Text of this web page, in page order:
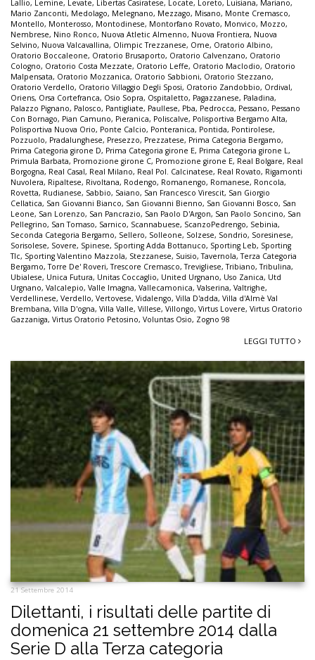
Lallio, Lemine, Levate, Libertas Casiratese, Locate, Loreto, Luisiana, Mariano,
Mario Zanconti, Medolago, Melegnano, Mezzago, Misano, Monte Cremasco,
Montello, Monterosso, Montodinese, Montorfano Rovato, Monvico, Mozzo,
Nembrese, Nino Ronco, Nuova Atletic Almenno, Nuova Frontiera, Nuova
Selvino, Nuova Valcavallina, Olimpic Trezzanese, Ome, Oratorio Albino,
Oratorio Boccaleone, Oratorio Brusaporto, Oratorio Calvenzano, Oratorio
Cologno, Oratorio Costa Mezzate, Oratorio Leffe, Oratorio Maclodio, Oratorio
Malpensata, Oratorio Mozzanica, Oratorio Sabbioni, Oratorio Stezzano,
Oratorio Verdello, Oratorio Villaggio Degli Sposi, Oratorio Zandobbio, Ordival,
Oriens, Orsa Cortefranca, Osio Sopra, Ospitaletto, Pagazzanese, Paladina,
Palazzo Pignano, Palosco, Pantigliate, Paullese, Pba, Pedrocca, Pessano, Pessano
Con Bornago, Pian Camuno, Pieranica, Poliscalve, Polisportiva Bergamo Alta,
Polisportiva Nuova Orio, Ponte Calcio, Ponteranica, Pontida, Pontirolese,
Pozzuolo, Pradalunghese, Presezzo, Prezzatese, Prima Categoria Bergamo,
Prima Categoria girone D, Prima Categoria girone E, Prima Categoria girone L,
Primula Barbata, Promozione girone C, Promozione girone E, Real Bolgare, Real
Borgogna, Real Casal, Real Milano, Real Pol. Calcinatese, Real Rovato, Rigamonti
Nuvolera, Ripaltese, Rivoltana, Rodengo, Romanengo, Romanese, Roncola,
Rovetta, Rudianese, Sabbio, Saiano, San Francesco Virescit, San Giorgio
Cellatica, San Giovanni Bianco, San Giovanni Bienno, San Giovanni Bosco, San
Leone, San Lorenzo, San Pancrazio, San Paolo D'Argon, San Paolo Soncino, San
Pellegrino, San Tomaso, Sarnico, Scannabuese, ScanzoPedrengo, Sebinia,
Seconda Categoria Bergamo, Sellero, Solleone, Solzese, Sondrio, Soresinese,
Sorisolese, Sovere, Spinese, Sporting Adda Bottanuco, Sporting Leb, Sporting
Tlc, Sporting Valentino Mazzola, Stezzanese, Suisio,Tavernola,Terza Categoria
Bergamo,Torre De' Roveri,Trescore Cremasco,Trevigliese,Tribiano,Tribulina,
Ubialese, Unica Futura, Unitas Coccaglio, United Urgnano, Uso Zanica, Utd
Urgnano, Valcalepio, Valle Imagna, Vallecamonica, Valserina, Valtrighe,
Verdellinese, Verdello, Vertovese, Vidalengo, Villa D'adda, Villa d'Almè Val
Brembana, Villa D'ogna, Villa Valle, Villese, Villongo, Virtus Lovere, Virtus Oratorio
Gazzaniga, Virtus Oratorio Petosino, Voluntas Osio, Zogno 98
LEGGI TUTTO
21 Settembre 2014
Dilettanti, i risultati delle partite di
domenica 21 settembre 2014 dalla
Serie D alla Terza categoria